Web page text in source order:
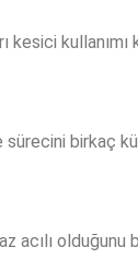
kesici
sürecini birkaç
olduğunu